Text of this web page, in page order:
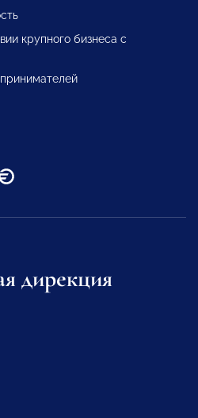
крупного бизнеса с
дирекция